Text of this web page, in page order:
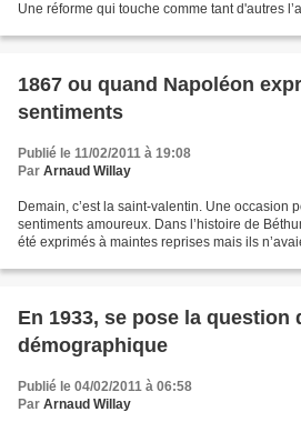
Une réforme qui touche comme tant d'autres
1867 ou quand Napoléon
sentiments
Publié le 11/02/2011 à 19:08
Par Arnaud Willay
Demain, c’est la saint-valentin. Une occasion
sentiments amoureux. Dans l’histoire de
été exprimés à maintes reprises mais ils
En 1933, se pose la question
démographique
Publié le 04/02/2011 à 06:58
Par Arnaud Willay